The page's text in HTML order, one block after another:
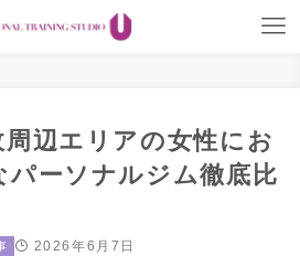
周辺エリアの女性にお
パーソナルジム徹底比
2026年6月7日